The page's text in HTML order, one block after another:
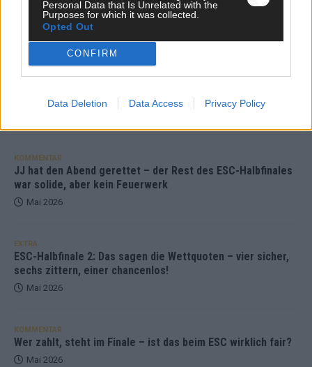
Personal Data that Is Unrelated with the
Purposes for which it was collected.
Opted Out
CONFIRM
Data Deletion Data Access Privacy Policy
unser Kommentar zum ESC 2026
Mai 2026
aufgestiegen – alle 25 Acts im Kurzcheck
KOMMENTAR
JJ hat den Abend gerettet – der Rest des ESC-Halbfinales
war solide, aber kein Feuerwerk
Mai 2026
EXTRA
ESC-Halbfinale 2: Das sagen die Wettquoten – vier sicher,
sechs zittern, einer chancenlos!
Mai 2026
KOMMENTAR
Wer zahlt, steht im Finale – ist das beim ESC wirklich fair?
Mai 2026